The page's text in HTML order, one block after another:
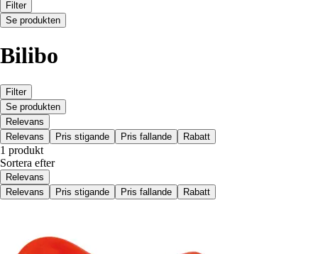
Filter
Se produkten
Bilibo
Filter
Se produkten
Relevans
Relevans
Pris stigande Pris fallande Rabatt
1 produkt
Sortera efter
Relevans
Relevans
Pris stigande Pris fallande Rabatt